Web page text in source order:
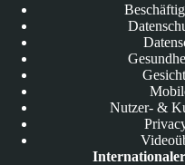
Nutzer- &